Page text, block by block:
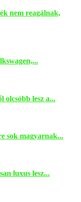
nem reagálnak,
olcsóbb lesz a...
sok magyarnak...
luxus lesz...